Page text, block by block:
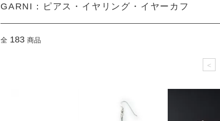
GARNI：ピアス・イヤリング・イヤーカフ
全 183 商品
<